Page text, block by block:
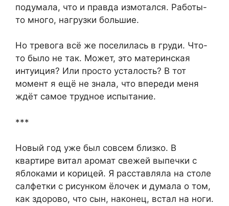
подумала, что и правда измотался. Работы-
то много, нагрузки большие.
Но тревога всё же поселилась в груди. Что-
то было не так. Может, это материнская
интуиция? Или просто усталость? В тот
момент я ещё не знала, что впереди меня
ждёт самое трудное испытание.
***
Новый год уже был совсем близко. В
квартире витал аромат свежей выпечки с
яблоками и корицей. Я расставляла на столе
салфетки с рисунком ёлочек и думала о том,
как здорово, что сын, наконец, встал на ноги.